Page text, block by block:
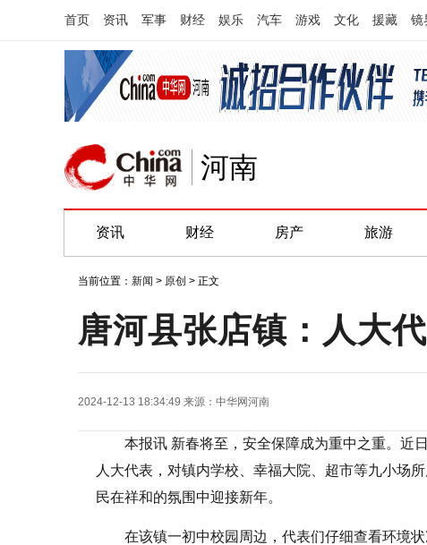
首页 资讯 军事 财经 娱乐 汽车 游戏 文化 援藏 镜
河南
资讯 财经 房产 旅游
当前位置： 新闻 > 原创 > 正文
唐河县张店镇：人大
2024-12-13 18:34:49 来源： 中华网河南
本报讯 新春将至，安全保障成为重中之重。近
人大代表，对镇内学校、幸福大院、超市等九小场
民在祥和的氛围中迎接新年。
在该镇一初中校园周边，代表们仔细查看环境